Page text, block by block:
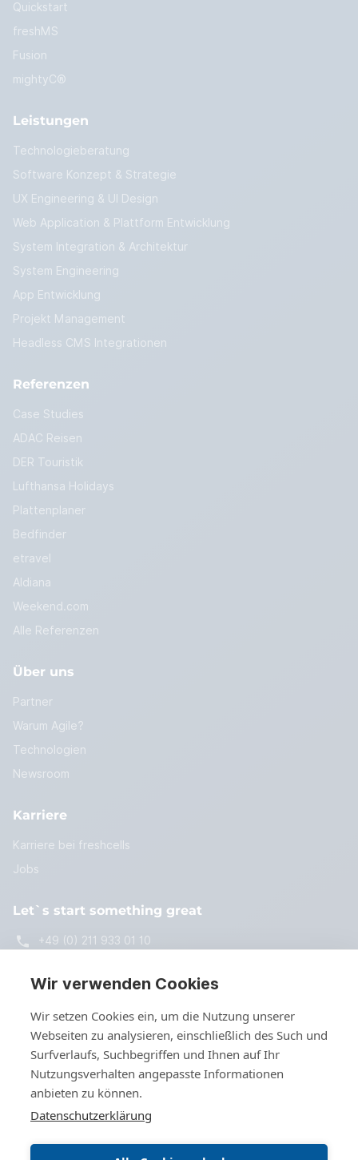
Quickstart
freshMS
Fusion
mightyC®
Leistungen
Technologieberatung
Software Konzept & Strategie
UX Engineering & UI Design
Web Application & Plattform Entwicklung
System Integration & Architektur
System Engineering
App Entwicklung
Projekt Management
Headless CMS Integrationen
Referenzen
Case Studies
ADAC Reisen
DER Touristik
Lufthansa Holidays
Plattenplaner
Bedfinder
etravel
Aldiana
Weekend.com
Alle Referenzen
Über uns
Partner
Warum Agile?
Technologien
Newsroom
Karriere
Karriere bei freshcells
Jobs
Let`s start something great
+49 (0) 211 933 01 10
start@freshcells.de
Kontakt
Wir verwenden Cookies
Wir setzen Cookies ein, um die Nutzung unserer
Webseiten zu analysieren, einschließlich des Such und
Surfverlaufs, Suchbegriffen und Ihnen auf Ihr
Nutzungsverhalten angepasste Informationen
anbieten zu können.
Datenschutzerklärung